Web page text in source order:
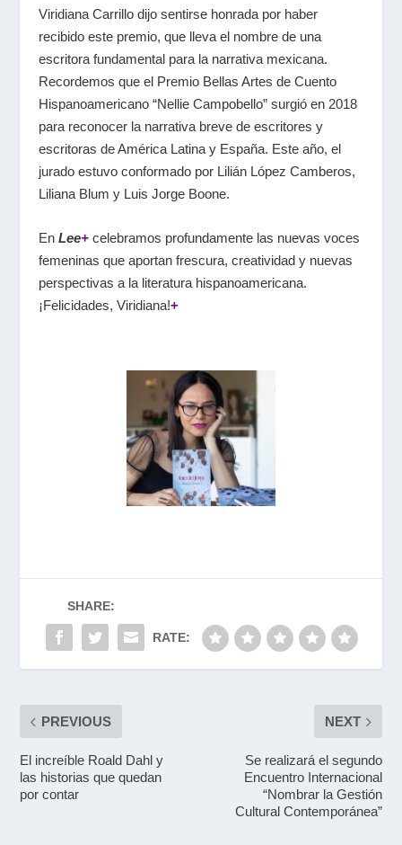
Viridiana Carrillo dijo sentirse honrada por haber
recibido este premio, que lleva el nombre de una
escritora fundamental para la narrativa mexicana.
Recordemos que el Premio Bellas Artes de Cuento
Hispanoamericano “Nellie Campobello” surgió en 2018
para reconocer la narrativa breve de escritores y
escritoras de América Latina y España. Este año, el
jurado estuvo conformado por Lilián López Camberos,
Liliana Blum y Luis Jorge Boone.
En Lee+celebramos profundamente las nuevas voces
femeninas que aportan frescura, creatividad y nuevas
perspectivas a la literatura hispanoamericana.
¡Felicidades, Viridiana!+
SHARE:
RATE:
PREVIOUS
El increíble Roald Dahl y
las historias que quedan
por contar
NEXT
Se realizará el segundo
Encuentro Internacional
“Nombrar la Gestión
Cultural Contemporánea”